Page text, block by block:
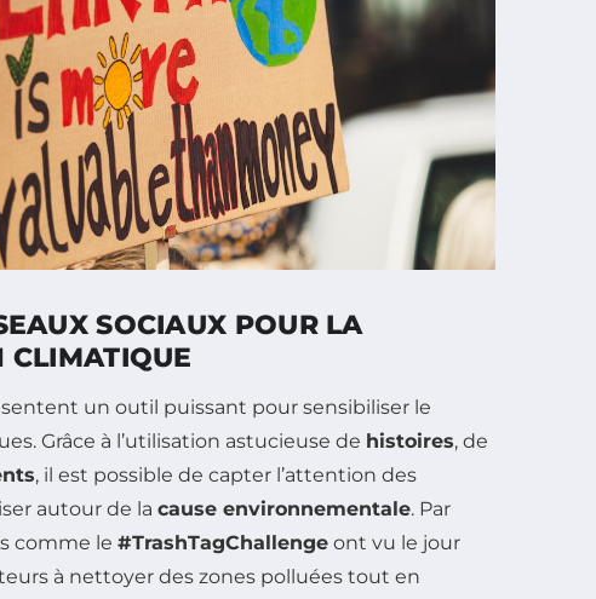
SOCIAUX POUR LA
CLIMATIQUE
un outil puissant pour sensibiliser le
Grâce à l’utilisation astucieuse de histoires, de
, il est possible de capter l’attention des
autour de la cause environnementale. Par
comme le #TrashTagChallenge ont vu le jour
à nettoyer des zones polluées tout en